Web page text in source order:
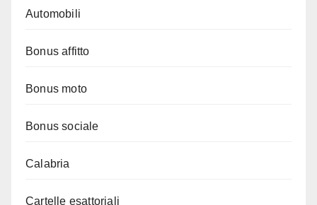
Automobili
Bonus affitto
Bonus moto
Bonus sociale
Calabria
Cartelle esattoriali